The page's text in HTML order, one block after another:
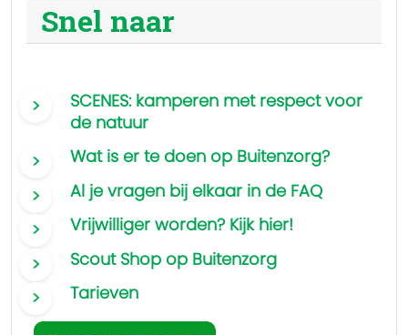
Snel naar
SCENES: kamperen met respect voor
de natuur
Wat is er te doen op Buitenzorg?
Al je vragen bij elkaar in de FAQ
Vrijwilliger worden? Kijk hier!
Scout Shop op Buitenzorg
Tarieven